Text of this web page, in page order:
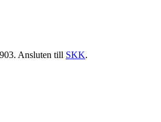
Ansluten till SKK.